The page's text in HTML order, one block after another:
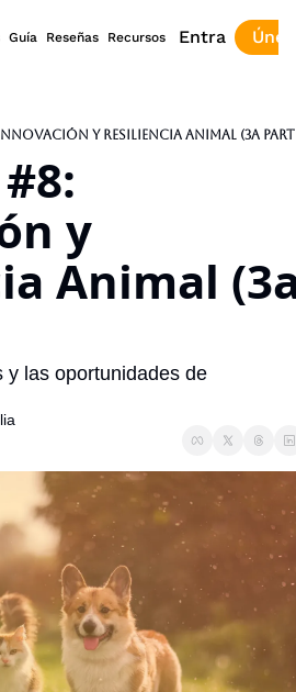
Guía Reseñas Recursos Entra
Innovación y Resiliencia Animal (3a
y
Animal
las oportunidades de